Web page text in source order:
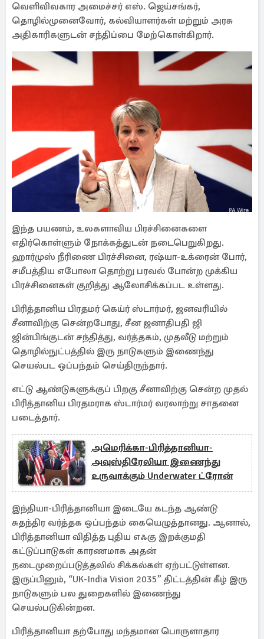
வெளிவிவகார அமைச்சர் எஸ். ஜெய்சங்கர்,
தொழில்முனைவோர், கல்வியாளர்கள் மற்றும் அரசு
அதிகாரிகளுடன் சந்திப்பை மேற்கொள்கிறார்.
இந்த பயணம், உலகளாவிய பிரச்சினைகளை
எதிர்கொள்ளும் நோக்கத்துடன் நடைபெறுகிறது.
ஹார்முஸ் நீரிணை பிரச்சினை, ரஷ்யா-உக்ரைன் போர்,
சமீபத்திய எபோலா தொற்று பரவல் போன்ற முக்கிய
பிரச்சினைகள் குறித்து ஆலோசிக்கப்பட உள்ளது.
பிரித்தானிய பிரதமர் கெய்ர் ஸ்டார்மர், ஜனவரியில்
சீனாவிற்கு சென்றபோது, சீன ஜனாதிபதி ஜி
ஜின்பிங்குடன் சந்தித்து, வர்த்தகம், முதலீடு மற்றும்
தொழில்நுட்பத்தில் இரு நாடுகளும் இணைந்து
செயல்பட ஒப்பந்தம் செய்திருந்தார்.
எட்டு ஆண்டுகளுக்குப் பிறகு சீனாவிற்கு சென்ற முதல்
பிரித்தானிய பிரதமராக ஸ்டார்மர் வரலாற்று சாதனை
படைத்தார்.
அமெரிக்கா-பிரித்தானியா-
அவுஸ்திரேலியா இணைந்து
உருவாக்கும் Underwater ட்ரோன்
இந்தியா-பிரித்தானியா இடையே கடந்த ஆண்டு
சுதந்திர வர்த்தக ஒப்பந்தம் கையெழுத்தானது. ஆனால்,
பிரித்தானியா விதித்த புதிய எஃகு இறக்குமதி
கட்டுப்பாடுகள் காரணமாக அதன்
நடைமுறைப்படுத்தலில் சிக்கல்கள் ஏற்பட்டுள்ளன.
இருப்பினும், “UK-India Vision 2035” திட்டத்தின் கீழ் இரு
நாடுகளும் பல துறைகளில் இணைந்து
செயல்படுகின்றன.
பிரித்தானியா தற்போது மந்தமான பொருளாதார